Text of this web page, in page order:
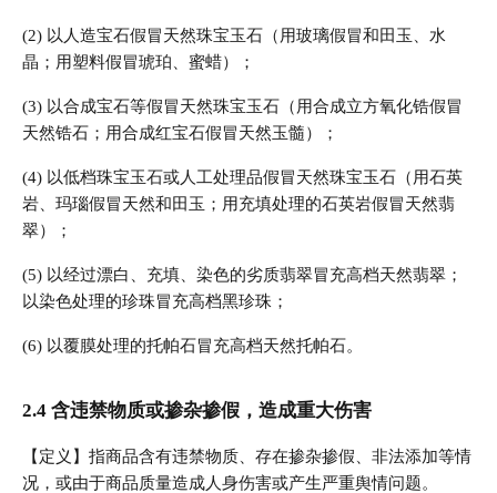
(2) 以人造宝石假冒天然珠宝玉石（用玻璃假冒和田玉、水
晶；用塑料假冒琥珀、蜜蜡）；
(3) 以合成宝石等假冒天然珠宝玉石（用合成立方氧化锆假冒
天然锆石；用合成红宝石假冒天然玉髓）；
(4) 以低档珠宝玉石或人工处理品假冒天然珠宝玉石（用石英
岩、玛瑙假冒天然和田玉；用充填处理的石英岩假冒天然翡
翠）；
(5) 以经过漂白、充填、染色的劣质翡翠冒充高档天然翡翠；
以染色处理的珍珠冒充高档黑珍珠；
(6) 以覆膜处理的托帕石冒充高档天然托帕石。
2.4 含违禁物质或掺杂掺假，造成重大伤害
【定义】指商品含有违禁物质、存在掺杂掺假、非法添加等情
况，或由于商品质量造成人身伤害或产生严重舆情问题。